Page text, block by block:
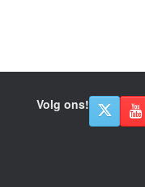
Volg ons!